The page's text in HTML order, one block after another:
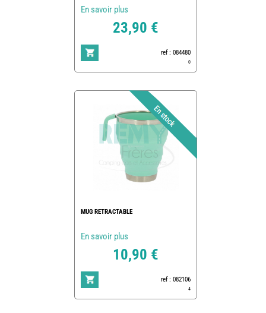
En savoir plus
23,90 €
ref : 084480
0
MUG RETRACTABLE
En savoir plus
10,90 €
ref : 082106
4